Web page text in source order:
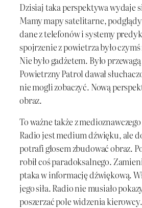
Dzisiaj taka perspektywa wydaje
Mamy mapy satelitarne,
dane z telefonów i systemy
spojrzenie z powietrza było
Nie było gadżetem. Było
Powietrzny Patrol dawał
nie mogli zobaczyć. Nową
obraz.
To ważne także z
Radio jest medium dźwięku, ale
potrafi głosem zbudować obraz.
robił coś paradoksalnego.
ptaka w informację dźwiękową.
jego siła. Radio nie musiało
poszerzać pole widzenia kierowcy.